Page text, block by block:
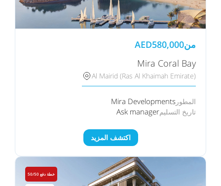
من AED580,000
Mira Coral Bay
Al Mairid (Ras Al Khaimah Emirate)
المطور Mira Developments
تاريخ التسليمAsk manager
اكتشف المزيد
خطة دفع 50/50